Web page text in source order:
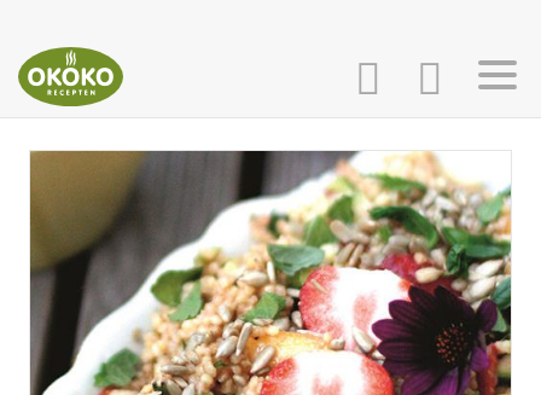
INLOGGEN
AANMELDEN
HOME
RECEPTEN
WEEKMENU'S